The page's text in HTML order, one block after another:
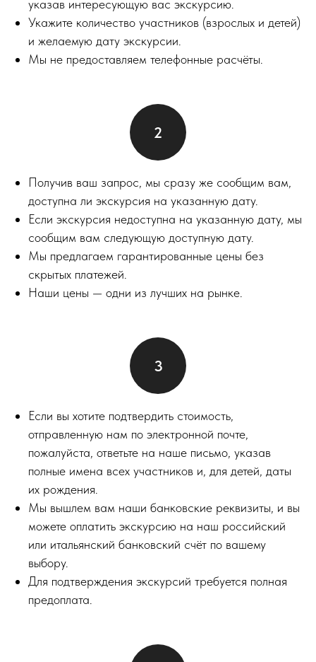
указав интересующую вас экскурсию.
Укажите количество участников (взрослых и детей)
и желаемую дату экскурсии.
Мы не предоставляем телефонные расчёты.
Получив ваш запрос, мы сразу же сообщим вам,
доступна ли экскурсия на указанную дату.
Если экскурсия недоступна на указанную дату, мы
сообщим вам следующую доступную дату.
Мы предлагаем гарантированные цены без
скрытых платежей.
Наши цены — одни из лучших на рынке.
Если вы хотите подтвердить стоимость,
отправленную нам по электронной почте,
пожалуйста, ответьте на наше письмо, указав
полные имена всех участников и, для детей, даты
их рождения.
Мы вышлем вам наши банковские реквизиты, и вы
можете оплатить экскурсию на наш российский
или итальянский банковский счёт по вашему
выбору.
Для подтверждения экскурсий требуется полная
предоплата.